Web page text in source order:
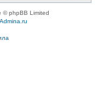
© phpBB Limited